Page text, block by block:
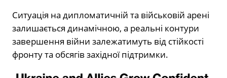
Ситуація на дипломатичній та військовій арені
залишається динамічною, а реальні контури
завершення війни залежатимуть від стійкості
фронту та обсягів західної підтримки.